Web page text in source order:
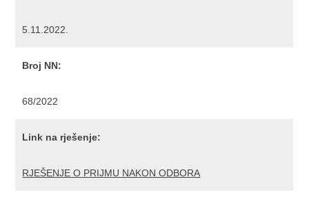
5.11.2022.
Broj NN:
68/2022
Link na rješenje:
RJEŠENJE O PRIJMU NAKON ODBORA